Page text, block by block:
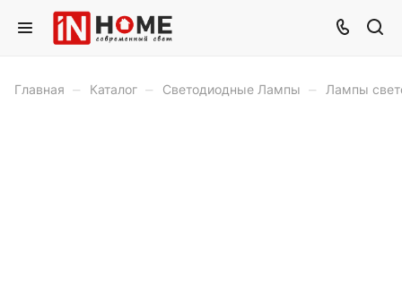
Главная – Каталог – Светодиодные Лампы – Лампы